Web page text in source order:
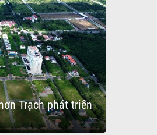
Trạch phát triển